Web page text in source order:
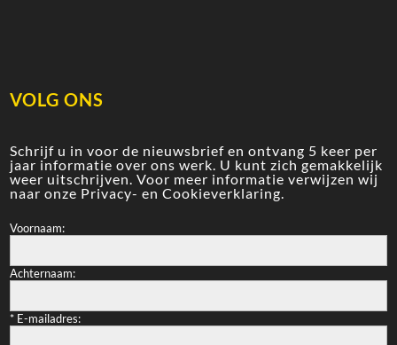
VOLG ONS
Schrijf u in voor de nieuwsbrief en ontvang 5 keer per
jaar informatie over ons werk. U kunt zich gemakkelijk
weer uitschrijven. Voor meer informatie verwijzen wij
naar onze Privacy- en Cookieverklaring.
Voornaam:
Achternaam:
* E-mailadres: